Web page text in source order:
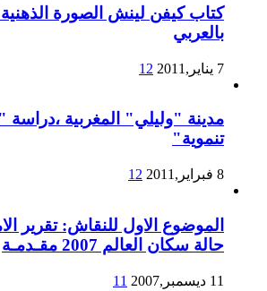
كتاب كيفن لينش الصورة الذهنية
بالعربي
7 يناير,2011 12
مدينة "وليلي" المغربية ،دراسة
تنموية"
8 فبراير,2011 12
الموضوع الاول للنقاش: تقرير
حالة سكان العالم 2007 مقـدمـة
11 ديسمبر,2007 11